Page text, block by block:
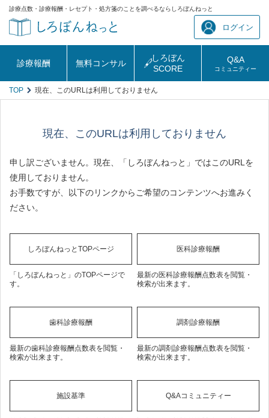
診療点数・診療報酬・レセプト・処方箋のことを調べるならしろぼんねっと
ログイン
診療報酬 無料コンサル
しろぼん
SCORE
Q&A
コミュニティー
TOP 現在、このURLは利用しておりません
現在、このURLは利用しておりません
申し訳ございません。現在、「しろぼんねっと」ではこのURLを
使用しておりません。
お手数ですが、以下のリンクからご希望のコンテンツへお進みく
ださい。
しろぼんねっとTOPページ
「しろぼんねっと」のTOPページで
す。
医科診療報酬
最新の医科診療報酬点数表を閲覧・
検索が出来ます。
歯科診療報酬
最新の歯科診療報酬点数表を閲覧・
検索が出来ます。
調剤診療報酬
最新の調剤診療報酬点数表を閲覧・
検索が出来ます。
施設基準 Q&Aコミュニティー